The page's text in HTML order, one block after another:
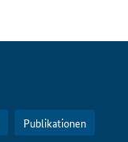
Publikationen